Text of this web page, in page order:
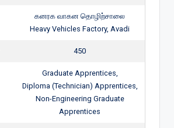
கனரக வாகன தொழிற்சாலை
Heavy Vehicles Factory, Avadi
450
Graduate Apprentices,
Diploma (Technician) Apprentices,
Non-Engineering Graduate
Apprentices